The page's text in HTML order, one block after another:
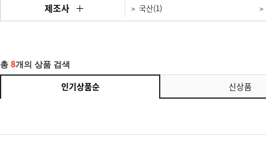
제조사 국산(1)
총 8개의 상품 검색
인기상품순 신상품